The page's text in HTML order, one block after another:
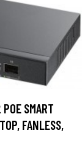
SMART
FANLESS,